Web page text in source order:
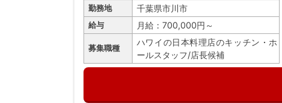
勤務地 千葉県市川市
給与 月給：700,000円～
募集職種
ハワイの日本料理店のキッチン・ホ
ールスタッフ/店長候補